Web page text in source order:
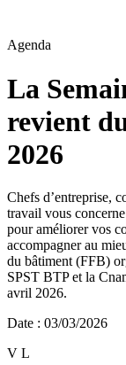
Agenda
La
revient
2026
Chefs d’entreprise,
travail vous
pour améliorer vos
accompagner au
du bâtiment (FFB)
SPST BTP et la
avril 2026.
Date : 03/03/2026
V L